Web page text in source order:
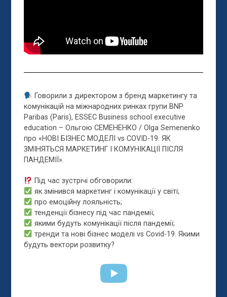
Говорили з директором з бренд маркетингу та
комунікацій на міжнародних ринках групи BNP
Paribas (Paris), ESSEC Business school executive
education – Ольгою СЕМЕНЕНКО / Olga Semenenko
про «НОВІ БІЗНЕС МОДЕЛІ vs COVID-19. ЯК
ЗМІНЯТЬСЯ МАРКЕТИНГ І КОМУНІКАЦІЇ ПІСЛЯ
ПАНДЕМІЇ».
Під час зустрічі обговорили:
як змінився маркетинг і комунікації у світі;
про емоційну лояльність;
тенденції бізнесу під час пандемії;
якими будуть комунікації після пандемії;
тренди та нові бізнес моделі vs Covid-19. Якими
будуть вектори розвитку?